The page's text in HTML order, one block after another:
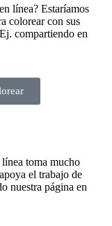
línea? Estaríamos
colorear con sus
compartiendo en
toma mucho
el trabajo de
nuestra página en